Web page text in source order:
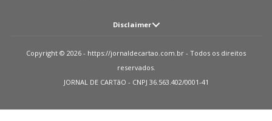
Disclaimer
em dinheiro para liberação de qualquer tipo de produto financeiro, seja
cartão de crédito, financiamento ou empréstimo. Caso isto aconteça nos
avise pelo formulário imediatamente. Observações: O JORNAL DE CARTãO
ressaltar que essas informações podem divergir das informações
Copyright © 2026 - https://jornaldecartao.com.br - Todos os direitos
reservados.
JORNAL DE CARTãO - CNPJ 36.563.402/0001-41